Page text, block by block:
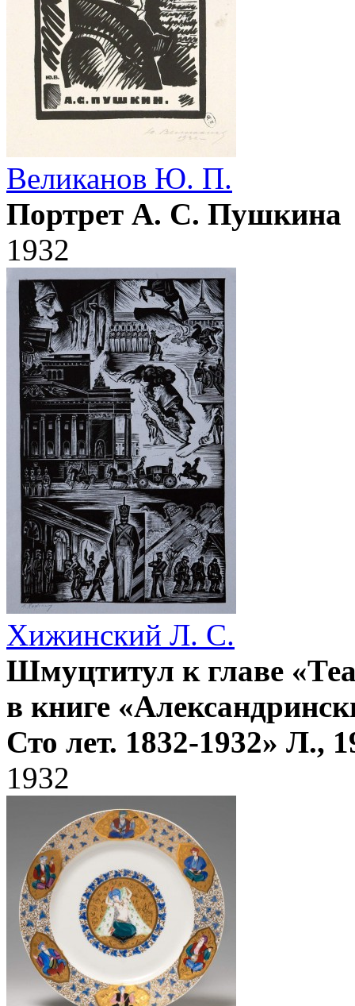
Великанов Ю. П.
Портрет А. С. Пушкина
1932
Хижинский Л. С.
Шмуцтитул к главе
в книге
Сто лет. 1832-1932» Л.,
1932